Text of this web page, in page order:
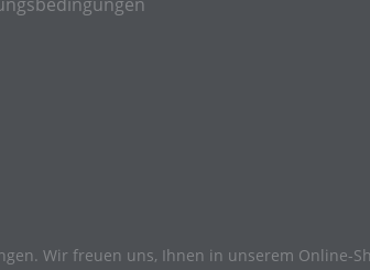
Wir freuen uns, Ihnen in unserem Online-